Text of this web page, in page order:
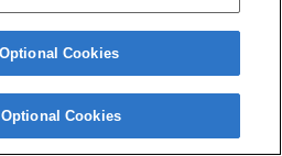
Cookies
Cookies